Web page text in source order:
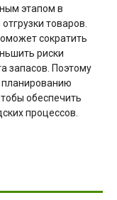
этапом в
товаров.
сократить
риски
запасов. Поэтому
планированию
обеспечить
процессов.